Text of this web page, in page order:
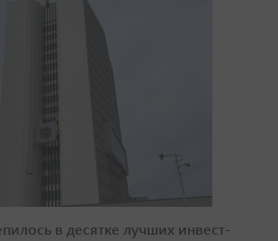
в десятке лучших инвест-